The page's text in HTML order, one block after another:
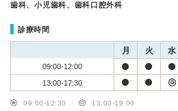
歯科、小児歯科、歯科口腔外科
診療時間
月 火 水
09:00-12:00
13:00-17:30
09:00-12:30 13:00-19:00